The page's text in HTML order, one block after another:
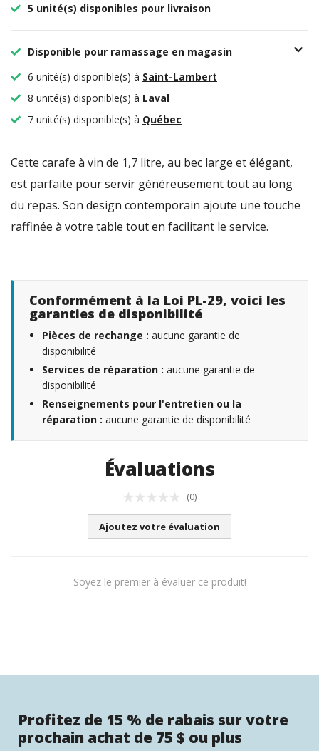
5 unité(s) disponibles pour livraison
Disponible pour ramassage en magasin
6 unité(s) disponible(s) à Saint-Lambert
8 unité(s) disponible(s) à Laval
7 unité(s) disponible(s) à Québec
Cette carafe à vin de 1,7 litre, au bec large et élégant,
est parfaite pour servir généreusement tout au long
du repas. Son design contemporain ajoute une touche
raffinée à votre table tout en facilitant le service.
Conformément à la Loi PL-29, voici les
garanties de disponibilité
Pièces de rechange : aucune garantie de
disponibilité
Services de réparation : aucune garantie de
disponibilité
Renseignements pour l'entretien ou la
réparation : aucune garantie de disponibilité
Évaluations
(0)
Ajoutez votre évaluation
Soyez le premier à évaluer ce produit!
Profitez de 15 % de rabais sur votre
prochain achat de 75 $ ou plus